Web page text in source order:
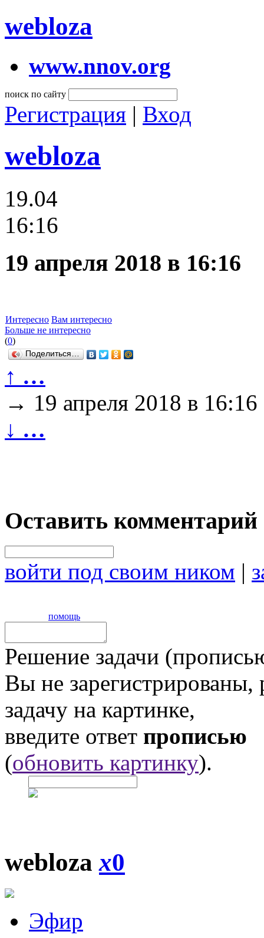
webloza
www.nnov.org
поиск по сайту
Регистрация | Вход
webloza
19.04
16:16
19 апреля 2018 в 16:16
Интересно Вам интересно
Больше не интересно
(0)
Поделиться…
↑ …
→ 19 апреля 2018 в 16:16
↓ …
Оставить комментарий
войти под своим ником |
помощь
Решение задачи
Вы не
задачу на картинке,
введите ответ прописью
(обновить картинку).
weblozax0
Эфир